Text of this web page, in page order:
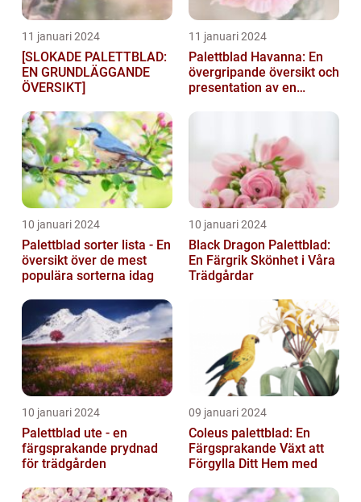
11 januari 2024
[SLOKADE PALETTBLAD:
EN GRUNDLÄGGANDE
ÖVERSIKT]
11 januari 2024
Palettblad Havanna: En
övergripande översikt och
presentation av en
10 januari 2024
Palettblad sorter lista - En
översikt över de mest
populära sorterna idag
10 januari 2024
Black Dragon Palettblad:
En Färgrik Skönhet i Våra
Trädgårdar
10 januari 2024
Palettblad ute - en
färgsprakande prydnad
för trädgården
09 januari 2024
Coleus palettblad: En
Färgsprakande Växt att
Förgylla Ditt Hem med